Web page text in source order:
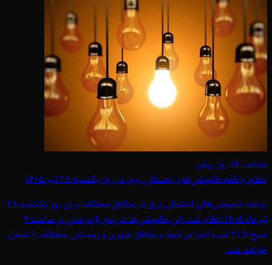
حوادث۱۸ روز پیش
اعلام برنامه خاموشی‌های احتمالی برق در روز یکشنبه 28 تیر 1405
برنامه خاموشی‌های احتمالی برق در مناطق مختلف برای روز یکشنبه 28
تیرماه 1405 اعلام شد. این خاموشی‌ها در پنج بازه زمانی از ساعت 9
صبح تا 21 شب اجرا می‌شود و مناطق شهری و روستایی مختلف را شامل
خواهد شد.